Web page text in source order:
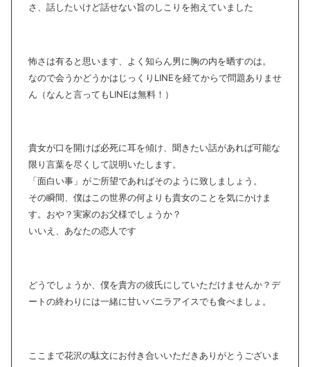
さ、話したいけど話せない旨のしこりを抱えていました
怖さは有ると思います、よく知らん男に胸の内を晒すのは。
なので会うかどうかはじっくりLINEを経てからで問題ありませ
ん（なんと言ってもLINEは無料！）
貴女が口を開けば必死に耳を傾け、聞きたい話があれば可能な
限り言葉を尽くして説明いたします。
「面白い事」がご所望であればそのように致しましょう。
その瞬間、僕はこの世界の何よりも貴女のことを気にかけま
す。おや？実家のお父様でしょうか？
いいえ、あなたの恋人です
どうでしょうか、僕を貴方の彼氏にしていただけませんか？デ
ートの終わりには一緒に甘いバニラアイスでも食べましょ。
ここまで花沢の駄文にお付き合いいただきありがとうございま